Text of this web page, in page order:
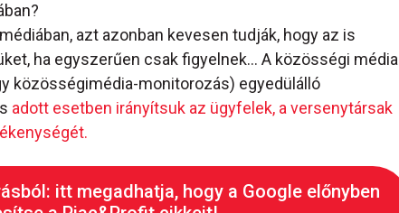
azt azonban kevesen tudják, hogy az is
ha egyszerűen csak figyelnek… A közösségi média
közösségimédia-monitorozás) egyedülálló
adott esetben irányítsuk az ügyfelek, a versenytársak
itt megadhatja, hogy a Google előnyben